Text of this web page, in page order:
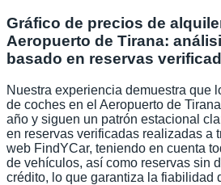
Gráfico de precios de
Aeropuerto de Tirana:
basado en reservas
Nuestra experiencia demuestra que
de coches en el Aeropuerto de
año y siguen un patrón estacional
en reservas verificadas realizadas a
web FindYCar, teniendo en cuenta
de vehículos, así como reservas sin
crédito, lo que garantiza la fiabilidad